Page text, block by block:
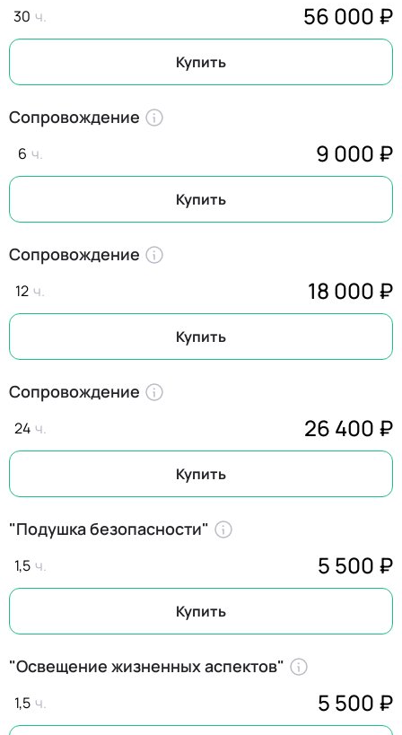
30 56 000 ₽
Купить
Сопровождение
6 9 000 ₽
Купить
Сопровождение
12 18 000 ₽
Купить
Сопровождение
24 26 400 ₽
Купить
"Подушка безопасности"
1,5 5 500 ₽
Купить
"Освещение жизненных аспектов"
1,5 5 500 ₽